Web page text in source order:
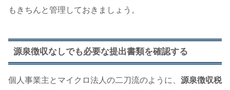
もきちんと管理しておきましょう。
源泉徴収なしでも必要な提出書類を確認する
個人事業主とマイクロ法人の二刀流のように、 源泉徴収税